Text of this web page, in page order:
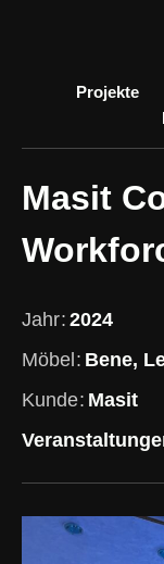
Projekte
Masit
Jahr 2024
Möbel Bene,
Kunde Masit